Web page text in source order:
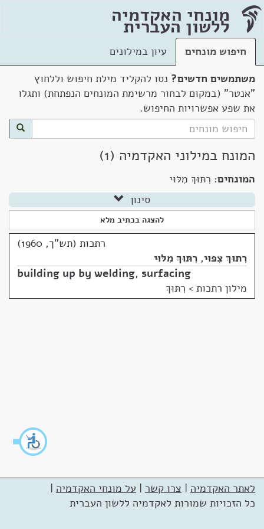
מונחי האקדמיה
ללשון העברית
חיפוש מונחים
עיון במילונים
משתמשים חדשים? נסו להקליד מילת חיפוש וללחוץ
"אנטר" (במקום לבחור מרשימת המונחים הנפתחת) ותגלו
את שפע אפשרויות החיפוש.
המונח במילוני האקדמיה (1)
המונחים: רִתּוּךְ מִלּוּי
סינון
להצגה בכתיב מלא
רתכות (תש"ך, 1960)
רִתּוּךְ צִפּוּי, רִתּוּךְ מִלּוּי
building up by welding, surfacing
מילון רתכות > רִתּוּךְ
לאתר האקדמיה | צרו קשר | על מונחי האקדמיה |
כל הזכויות שמורות לאקדמיה ללשון העברית